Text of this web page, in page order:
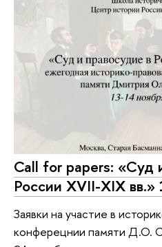
Call for papers: «Суд
России XVII-XIX
Заявки на участие в
конферецнии памяти Д.О.